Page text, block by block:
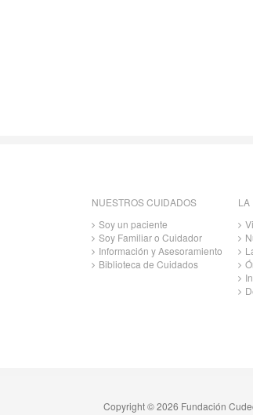
NUESTROS CUIDADOS
Soy un paciente
Soy Familiar o Cuidador
Información y Asesoramiento
Biblioteca de Cuidados
LA
Copyright © 2026 Fundación